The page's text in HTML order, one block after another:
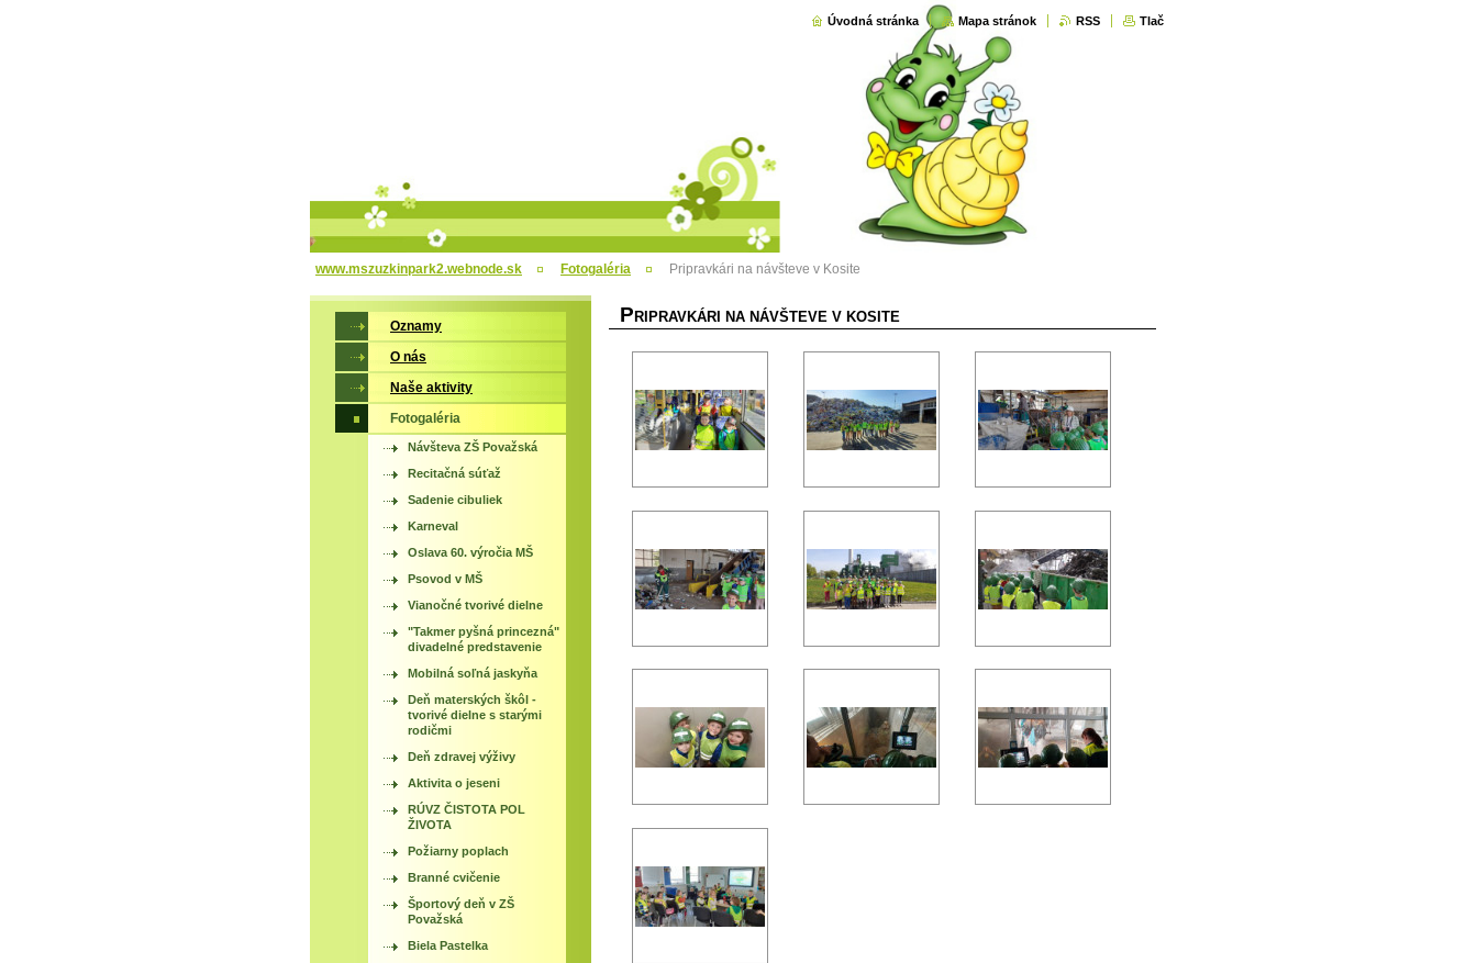
Úvodná stránka Mapa stránok RSS Tlač
www.mszuzkinpark2.webnode.sk Fotogaléria Pripravkári na návšteve v Kosite
P RIPRAVKÁRI NA NÁVŠTEVE V KOSITE
Oznamy
O nás
Naše aktivity
Fotogaléria
Návšteva ZŠ Považská
Recitačná súťaž
Sadenie cibuliek
Karneval
Oslava 60. výročia MŠ
Psovod v MŠ
Vianočné tvorivé dielne
"Takmer pyšná princezná"
divadelné predstavenie
Mobilná soľná jaskyňa
Deň materských škôl -
tvorivé dielne s starými
rodičmi
Deň zdravej výživy
Aktivita o jeseni
RÚVZ ČISTOTA POL
ŽIVOTA
Požiarny poplach
Branné cvičenie
Športový deň v ZŠ
Považská
Biela Pastelka